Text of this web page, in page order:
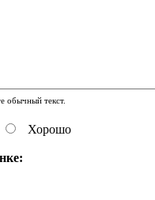
обычный текст.
Хорошо